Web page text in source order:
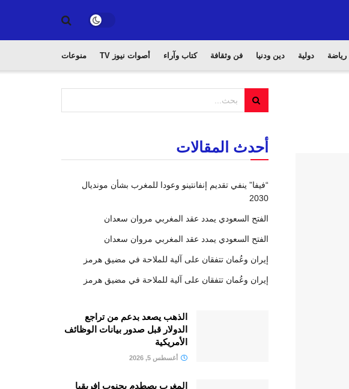
رياضة دولية دين ودنيا فن وثقافة كتاب وآراء أصوات نيوز TV منوعات
أحدث المقالات
“فيفا” ينفي تقديم إنفانتينو وعودا للمغرب بشأن مونديال
2030
الفتح السعودي يمدد عقد المغربي مروان سعدان
الفتح السعودي يمدد عقد المغربي مروان سعدان
إيران وعُمان تتفقان على آلية للملاحة في مضيق هرمز
إيران وعُمان تتفقان على آلية للملاحة في مضيق هرمز
الذهب يصعد بدعم من تراجع
الدولار قبل صدور بيانات الوظائف
الأمريكية
أغسطس 5, 2026
المغرب يصطدم بجنوب إفريقيا